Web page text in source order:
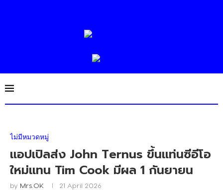
ไม่มีหมวดหมู่
แอปเปิลส่ง John Ternus ขึ้นแท่นซีอีโอ
ใหม่แทน Tim Cook มีผล 1 กันยายน
by Mrs.OK 21 April 2026